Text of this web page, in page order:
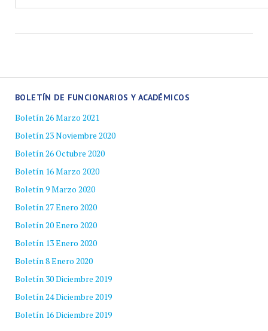
BOLETÍN DE FUNCIONARIOS Y ACADÉMICOS
Boletín 26 Marzo 2021
Boletín 23 Noviembre 2020
Boletín 26 Octubre 2020
Boletín 16 Marzo 2020
Boletín 9 Marzo 2020
Boletín 27 Enero 2020
Boletín 20 Enero 2020
Boletín 13 Enero 2020
Boletín 8 Enero 2020
Boletín 30 Diciembre 2019
Boletín 24 Diciembre 2019
Boletín 16 Diciembre 2019